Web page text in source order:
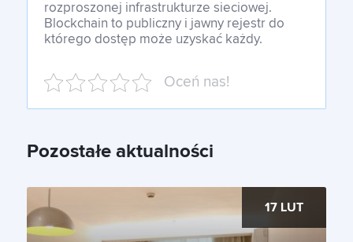
rozproszonej infrastrukturze sieciowej.
Blockchain to publiczny i jawny rejestr do
którego dostęp może uzyskać każdy.
Oceń nas!
Pozostałe aktualności
17 LUT